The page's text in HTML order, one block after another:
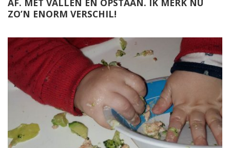
AF. MET VALLEN EN OPSTAAN. IK MERK NU
ZO’N ENORM VERSCHIL!